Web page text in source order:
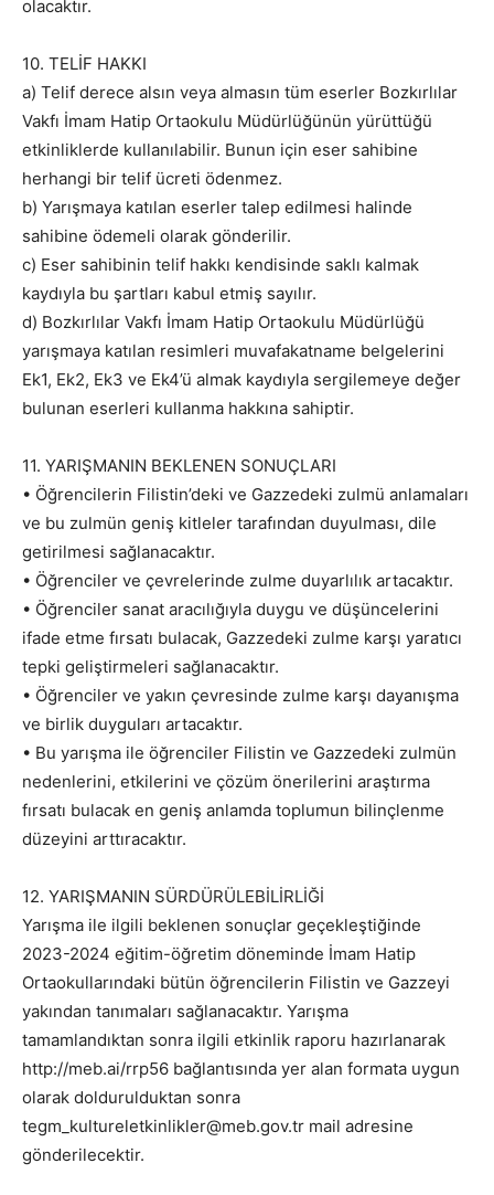
olacaktır.
10. TELİF HAKKI
a) Telif derece alsın veya almasın tüm eserler Bozkırlılar
Vakfı İmam Hatip Ortaokulu Müdürlüğünün yürüttüğü
etkinliklerde kullanılabilir. Bunun için eser sahibine
herhangi bir telif ücreti ödenmez.
b) Yarışmaya katılan eserler talep edilmesi halinde
sahibine ödemeli olarak gönderilir.
c) Eser sahibinin telif hakkı kendisinde saklı kalmak
kaydıyla bu şartları kabul etmiş sayılır.
d) Bozkırlılar Vakfı İmam Hatip Ortaokulu Müdürlüğü
yarışmaya katılan resimleri muvafakatname belgelerini
Ek1, Ek2, Ek3 ve Ek4’ü almak kaydıyla sergilemeye değer
bulunan eserleri kullanma hakkına sahiptir.
11. YARIŞMANIN BEKLENEN SONUÇLARI
• Öğrencilerin Filistin’deki ve Gazzedeki zulmü anlamaları
ve bu zulmün geniş kitleler tarafından duyulması, dile
getirilmesi sağlanacaktır.
• Öğrenciler ve çevrelerinde zulme duyarlılık artacaktır.
• Öğrenciler sanat aracılığıyla duygu ve düşüncelerini
ifade etme fırsatı bulacak, Gazzedeki zulme karşı yaratıcı
tepki geliştirmeleri sağlanacaktır.
• Öğrenciler ve yakın çevresinde zulme karşı dayanışma
ve birlik duyguları artacaktır.
• Bu yarışma ile öğrenciler Filistin ve Gazzedeki zulmün
nedenlerini, etkilerini ve çözüm önerilerini araştırma
fırsatı bulacak en geniş anlamda toplumun bilinçlenme
düzeyini arttıracaktır.
12. YARIŞMANIN SÜRDÜRÜLEBİLİRLİĞİ
Yarışma ile ilgili beklenen sonuçlar geçekleştiğinde
2023-2024 eğitim-öğretim döneminde İmam Hatip
Ortaokullarındaki bütün öğrencilerin Filistin ve Gazzeyi
yakından tanımaları sağlanacaktır. Yarışma
tamamlandıktan sonra ilgili etkinlik raporu hazırlanarak
http://meb.ai/rrp56 bağlantısında yer alan formata uygun
olarak doldurulduktan sonra
tegm_kultureletkinlikler@meb.gov.tr mail adresine
gönderilecektir.